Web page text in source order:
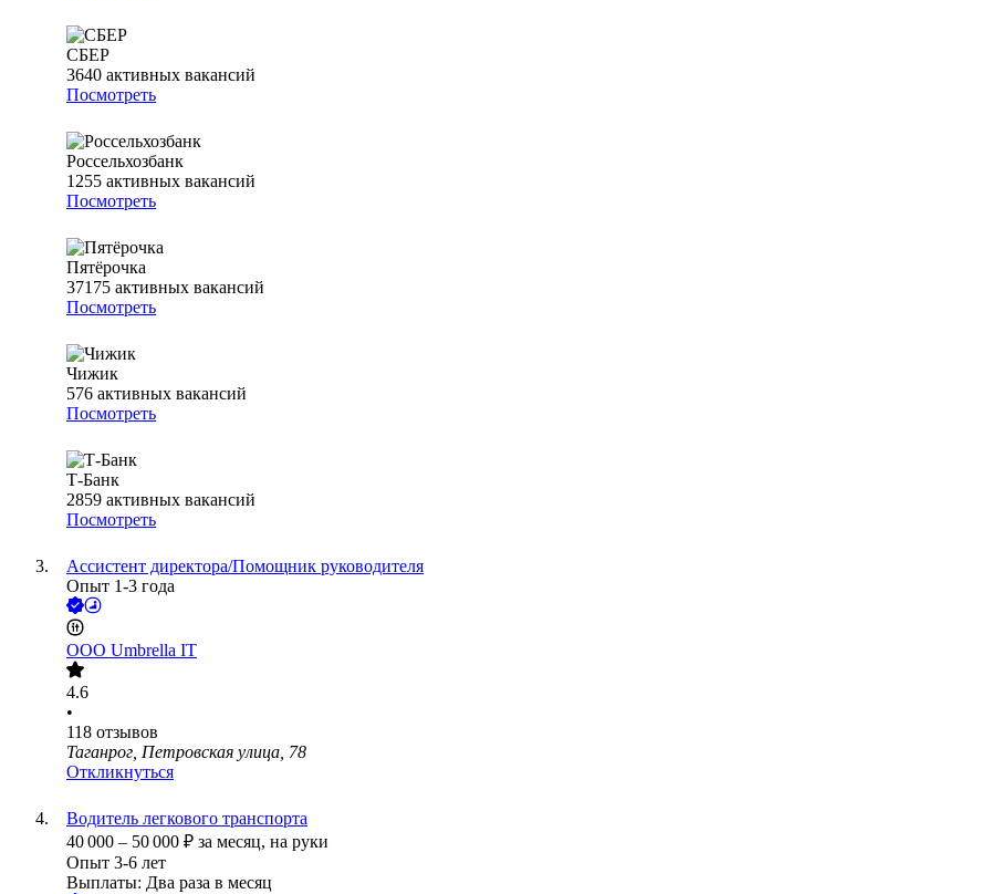
СБЕР
3640 активных вакансий
Посмотреть
Россельхозбанк
1255 активных вакансий
Посмотреть
Пятёрочка
37175 активных вакансий
Посмотреть
Чижик
576 активных вакансий
Посмотреть
Т-Банк
2859 активных вакансий
Посмотреть
Ассистент директора/Помощник руководителя
Опыт 1-3 года
ООО Umbrella IT
4.6
•
118 отзывов
Таганрог, Петровская улица, 78
Откликнуться
Водитель легкового транспорта
40 000 – 50 000 ₽ за месяц, на руки
Опыт 3-6 лет
Выплаты: Два раза в месяц